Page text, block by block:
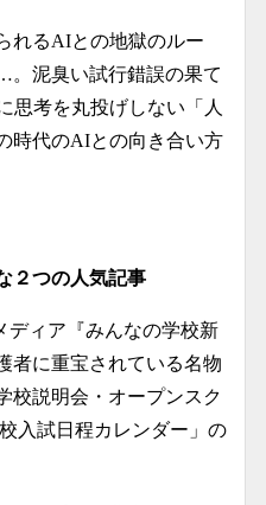
れるAIとの地獄のルー
泥臭い試行錯誤の果て
思考を丸投げしない「人
時代のAIとの向き合い方
２つの人気記事
ィア『みんなの学校新
者に重宝されている名物
説明会・オープンスク
入試日程カレンダー」の